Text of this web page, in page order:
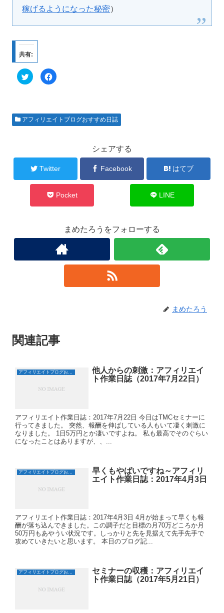
稼げるようになった秘密）
共有:
ク
リ
w
i
t
共
有
(
し
ン
き
F
a
k
で
共
は
ク
リ
ク
て
だ
し
ウ
ィ
ン
アフィリエイトブログおすすめ日誌
シェアする
Twitter Facebook はてブ
Pocket LINE
まめたろうをフォローする
まめたろう
関連記事
アフィリエイトブログおすすめ日誌
他人からの刺激：アフィリエイ
ト作業日誌（2017年7月22日）
アフィリエイト作業日誌：2017年7月22日 今日はTMCセミナーに
行ってきました。 突然、報酬を伸ばしている人もいて凄く刺激に
なりました。 1日5万円とか凄いですよね。 私も最高でそのぐらい
になったことはありますが、、...
アフィリエイトブログおすすめ日誌
早くもやばいですね～アフィリ
エイト作業日誌：2017年4月3日
アフィリエイト作業日誌：2017年4月3日 4月が始まって早くも報
酬が落ち込んできました。この調子だと目標の月70万どころか月
50万円もあやうい状況です。しっかりと先を見据えて先手先手で
攻めていきたいと思います。 本日のブログ記...
アフィリエイトブログおすすめ日誌
セミナーの収穫：アフィリエイ
ト作業日誌（2017年5月21日）